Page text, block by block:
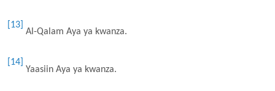
[13]
Al-Qalam Aya ya kwanza.
[14]
Yaasiin Aya ya kwanza.